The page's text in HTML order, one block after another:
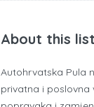
About this
Autohrvatska Pula
privatna i poslovna